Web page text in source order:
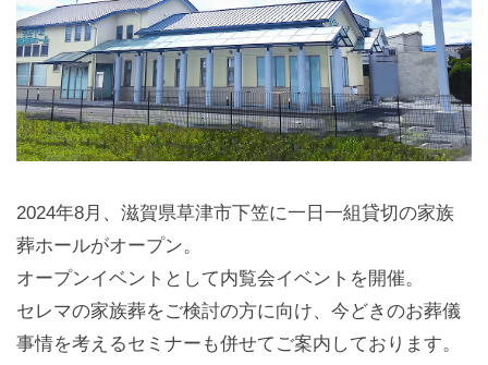
2024年8月、滋賀県草津市下笠に一日一組貸切の家族
葬ホールがオープン。
オープンイベントとして内覧会イベントを開催。
セレマの家族葬をご検討の方に向け、今どきのお葬儀
事情を考えるセミナーも併せてご案内しております。